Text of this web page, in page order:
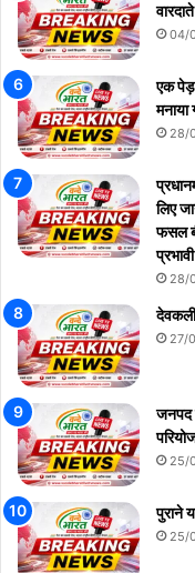
वारदाते
04/
एक पेड़
मनाया
28/
लिए
फसल
28/
27/
जनपद
25/
पुराने
25/